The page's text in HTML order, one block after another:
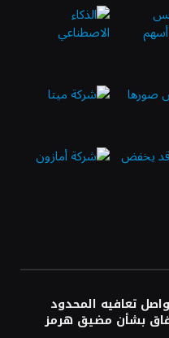
مزاولة
للبيئة
بدعم
مستوياته
صورها
قد يخفض
تعافيه المحدود
بشأن مضيق هرمز